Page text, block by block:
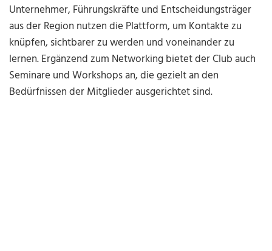
Unternehmer, Führungskräfte und Entscheidungsträger
aus der Region nutzen die Plattform, um Kontakte zu
knüpfen, sichtbarer zu werden und voneinander zu
lernen. Ergänzend zum Networking bietet der Club auch
Seminare und Workshops an, die gezielt an den
Bedürfnissen der Mitglieder ausgerichtet sind.